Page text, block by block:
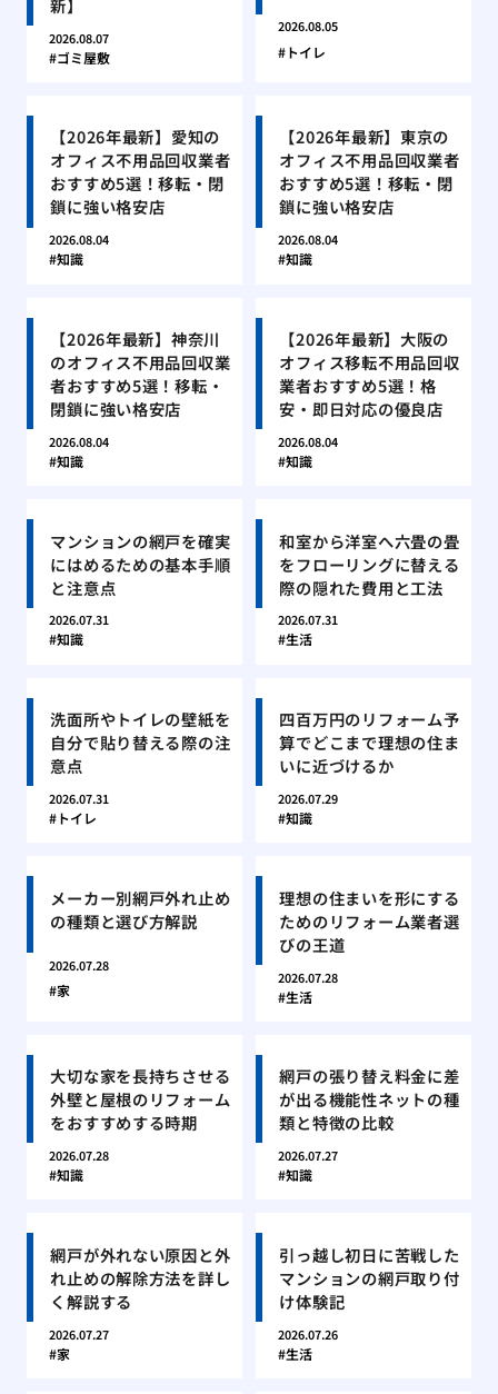
新】
2026.08.07
ゴミ屋敷
2026.08.05
トイレ
【2026年最新】愛知の
オフィス不用品回収業者
おすすめ5選！移転・閉
鎖に強い格安店
2026.08.04
知識
【2026年最新】東京の
オフィス不用品回収業者
おすすめ5選！移転・閉
鎖に強い格安店
2026.08.04
知識
【2026年最新】神奈川
のオフィス不用品回収業
者おすすめ5選！移転・
閉鎖に強い格安店
2026.08.04
知識
【2026年最新】大阪の
オフィス移転不用品回収
業者おすすめ5選！格
安・即日対応の優良店
2026.08.04
知識
マンションの網戸を確実
にはめるための基本手順
と注意点
2026.07.31
知識
和室から洋室へ六畳の畳
をフローリングに替える
際の隠れた費用と工法
2026.07.31
生活
洗面所やトイレの壁紙を
自分で貼り替える際の注
意点
2026.07.31
トイレ
四百万円のリフォーム予
算でどこまで理想の住ま
いに近づけるか
2026.07.29
知識
メーカー別網戸外れ止め
の種類と選び方解説
2026.07.28
家
理想の住まいを形にする
ためのリフォーム業者選
びの王道
2026.07.28
生活
大切な家を長持ちさせる
外壁と屋根のリフォーム
をおすすめする時期
2026.07.28
知識
網戸の張り替え料金に差
が出る機能性ネットの種
類と特徴の比較
2026.07.27
知識
網戸が外れない原因と外
れ止めの解除方法を詳し
く解説する
2026.07.27
家
引っ越し初日に苦戦した
マンションの網戸取り付
け体験記
2026.07.26
生活